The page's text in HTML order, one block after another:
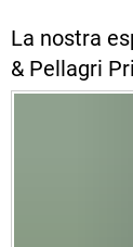
La nostra
& Pellagri